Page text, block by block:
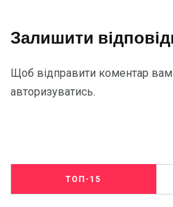
Залишити
Щоб відправити коментар вам
авторизуватись.
ТОП-15